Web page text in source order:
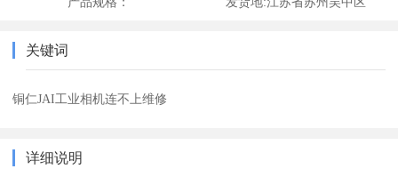
关键词
铜仁JAI工业相机连不上维修
详细说明